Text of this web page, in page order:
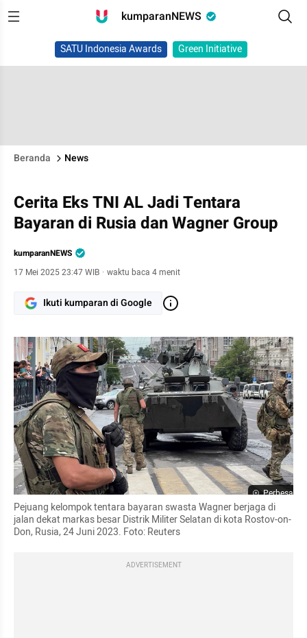
kumparanNEWS
SATU Indonesia Awards Green Initiative
Beranda News
Cerita Eks TNI AL Jadi Tentara
Bayaran di Rusia dan Wagner Group
kumparanNEWS
17 Mei 2025 23:47 WIB · waktu baca 4 menit
Ikuti kumparan di Google
Perbesar
Pejuang kelompok tentara bayaran swasta Wagner berjaga di
jalan dekat markas besar Distrik Militer Selatan di kota Rostov-on-
Don, Rusia, 24 Juni 2023. Foto: Reuters
ADVERTISEMENT